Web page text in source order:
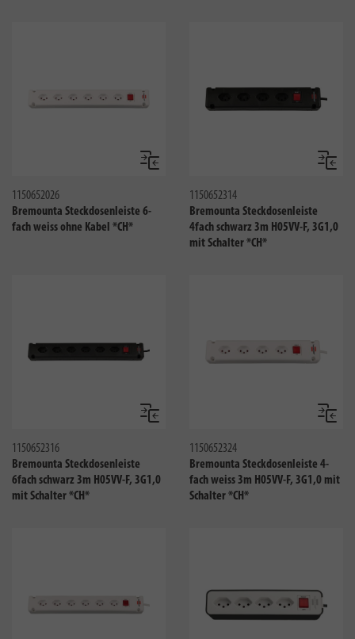
Vergleichen
1150652026
Bremounta Steckdosenleiste 6-
fach weiss ohne Kabel *CH*
1150652314
Bremounta Steckdosenleiste
4fach schwarz 3m H05VV-F, 3G1,0
mit Schalter *CH*
Vergleichen
1150652316
Bremounta Steckdosenleiste
6fach schwarz 3m H05VV-F, 3G1,0
mit Schalter *CH*
1150652324
Bremounta Steckdosenleiste 4-
fach weiss 3m H05VV-F, 3G1,0 mit
Schalter *CH*